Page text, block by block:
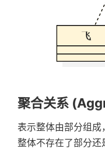
聚合关系
表示整体由部分组成
整体不存在了部分还